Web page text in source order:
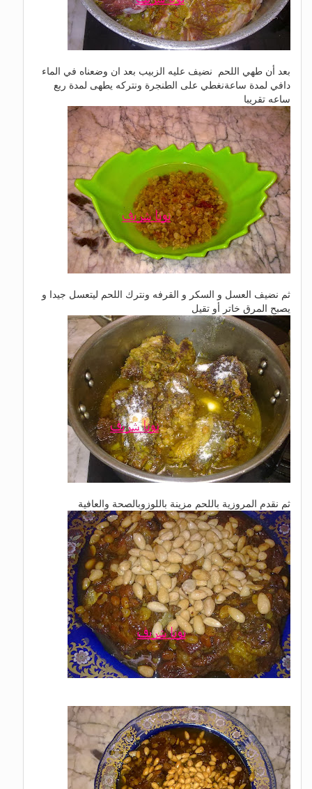
بعد أن طهي اللحم نضيف عليه الزبيب بعد ان وضعناه في الماء
دافي لمدة ساعةنغطي على الطنجرة ونتركه يطهى لمدة ربع
ساعه تقريبا
ثم نضيف العسل و السكر و القرفه ونترك اللحم ليتعسل جيدا و
يصبح المرق خاتر أو تقيل
ثم نقدم المروزية باللحم مزينة باللوزوبالصحة والعافية